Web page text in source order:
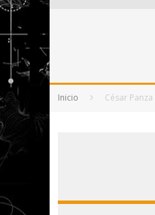
Inicio César Panza